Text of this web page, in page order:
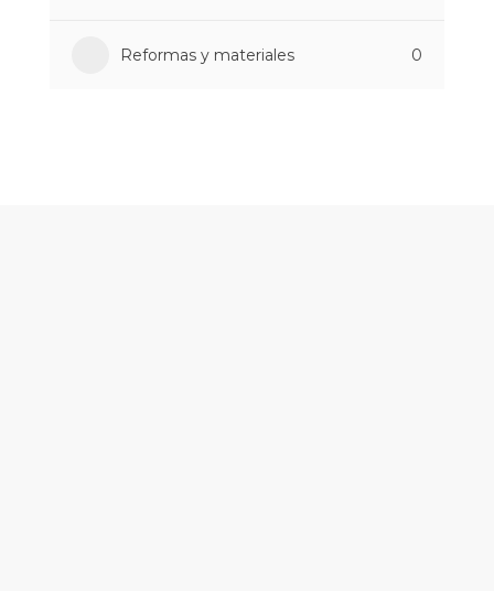
Reformas y materiales 0